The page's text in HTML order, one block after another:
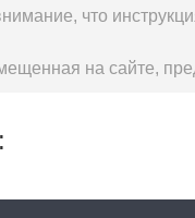
что
на сайте,